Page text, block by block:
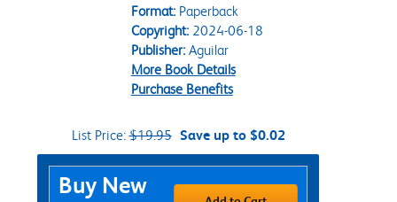
Format:Paperback
Copyright:2024-06-18
Publisher:Aguilar
More Book Details
Purchase Benefits
List Price:$19.95 Save up to $0.02
Purchase Options
Buy New